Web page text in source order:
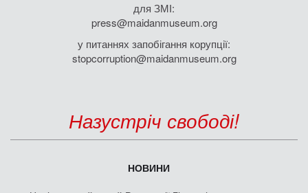
для ЗМІ:
press@maidanmuseum.org
у питаннях запобігання корупції:
stopcorruption@maidanmuseum.org
Назустріч свободі!
НОВИНИ